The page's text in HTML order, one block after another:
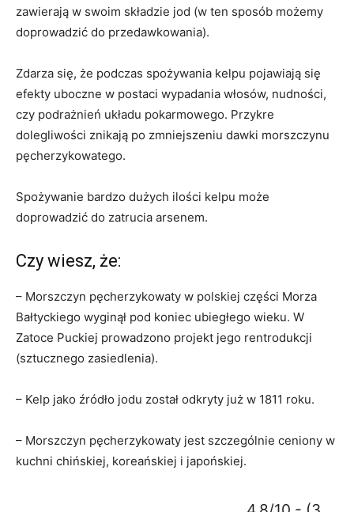
zawierają w swoim składzie jod (w ten sposób możemy
doprowadzić do przedawkowania).
Zdarza się, że podczas spożywania kelpu pojawiają się
efekty uboczne w postaci wypadania włosów, nudności,
czy podrażnień układu pokarmowego. Przykre
dolegliwości znikają po zmniejszeniu dawki morszczynu
pęcherzykowatego.
Spożywanie bardzo dużych ilości kelpu może
doprowadzić do zatrucia arsenem.
Czy wiesz, że:
– Morszczyn pęcherzykowaty w polskiej części Morza
Bałtyckiego wyginął pod koniec ubiegłego wieku. W
Zatoce Puckiej prowadzono projekt jego rentrodukcji
(sztucznego zasiedlenia).
– Kelp jako źródło jodu został odkryty już w 1811 roku.
– Morszczyn pęcherzykowaty jest szczególnie ceniony w
kuchni chińskiej, koreańskiej i japońskiej.